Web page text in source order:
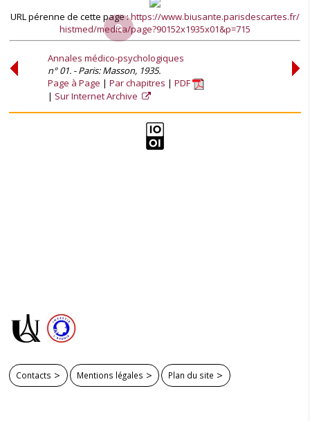
URL pérenne de cette page :https://www.biusante.parisdescartes.fr/
histmed/medica/page?90152x1935x01&p=715
Annales médico-psychologiques
n° 01. - Paris: Masson, 1935.
Page à Page
Par chapitres
PDF
Sur Internet Archive
Contacts Mentions légales Plan du site